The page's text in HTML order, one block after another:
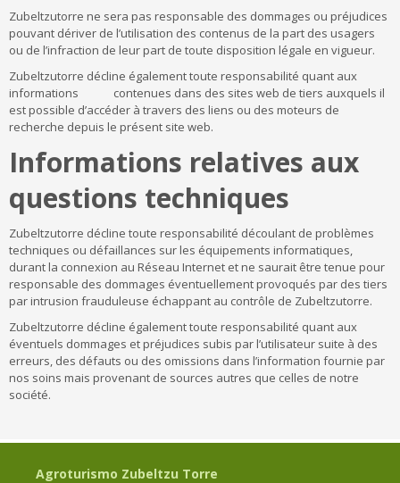
Zubeltzutorre ne sera pas responsable des dommages ou préjudices
pouvant dériver de l’utilisation des contenus de la part des usagers
ou de l’infraction de leur part de toute disposition légale en vigueur.
Zubeltzutorre décline également toute responsabilité quant aux
informations contenues dans des sites web de tiers auxquels il
est possible d’accéder à travers des liens ou des moteurs de
recherche depuis le présent site web.
Informations relatives aux
questions techniques
Zubeltzutorre décline toute responsabilité découlant de problèmes
techniques ou défaillances sur les équipements informatiques,
durant la connexion au Réseau Internet et ne saurait être tenue pour
responsable des dommages éventuellement provoqués par des tiers
par intrusion frauduleuse échappant au contrôle de Zubeltzutorre.
Zubeltzutorre décline également toute responsabilité quant aux
éventuels dommages et préjudices subis par l’utilisateur suite à des
erreurs, des défauts ou des omissions dans l’information fournie par
nos soins mais provenant de sources autres que celles de notre
société.
Agroturismo Zubeltzu Torre